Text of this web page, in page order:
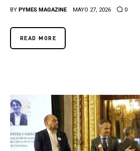
BY PYMES MAGAZINE MAYO 27, 2026 0
READ MORE